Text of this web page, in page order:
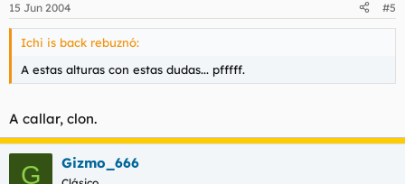
15 Jun 2004 #5
Ichi is back rebuznó:
A estas alturas con estas dudas... pfffff.
A callar, clon.
G Gizmo_666